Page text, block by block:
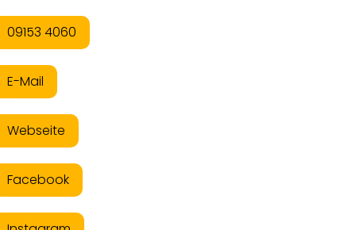
09153 4060
E-Mail
Webseite
Facebook